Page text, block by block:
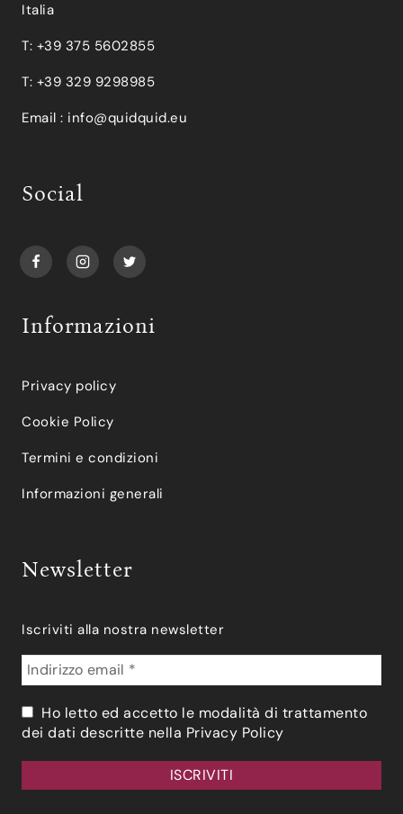
Italia
T: +39 375 5602855
T: +39 329 9298985
Email : info@quidquid.eu
Social
Informazioni
Privacy policy
Cookie Policy
Termini e condizioni
Informazioni generali
Newsletter
Iscriviti alla nostra newsletter
Ho letto ed accetto le modalità di trattamento
dei dati descritte nella Privacy Policy